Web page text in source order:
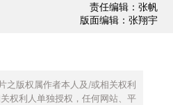
责任编辑：张帆
版面编辑：张翔宇
之版权属作者本人及/或相关权利
权利人单独授权，任何网站、平